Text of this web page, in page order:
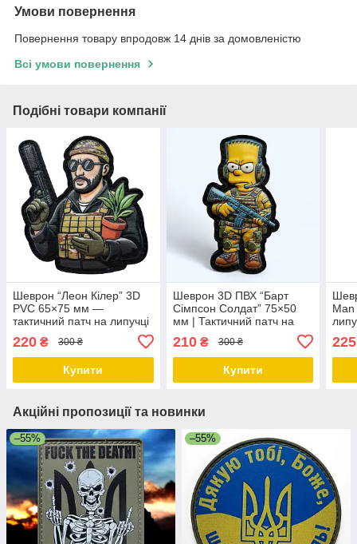
Умови повернення
Повернення товару впродовж 14 днів за домовленістю
Всі умови повернення
Подібні товари компанії
Шеврон “Леон Кілер” 3D
PVC 65×75 мм —
тактичний патч на липучці
220 ₴ 300 ₴
Купити
Шеврон 3D ПВХ “Барт
Сімпсон Солдат” 75×50
мм | Тактичний патч на
210₴ 300 ₴
Купити
225
Акційні пропозиції та новинки
–55% –55%